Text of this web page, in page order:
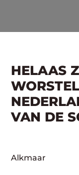
HELAAS
VAN DE
Alkmaar